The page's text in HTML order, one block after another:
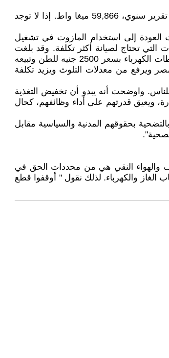
- أقصى حمل متوقع يبلغ 35 ألف ميغا واط، في حين بلغ مقدار الطاقة التي يمكن توليدها (الطاقة الاسمية) في العام الماضي وفق آخر تقرير سنوي، 59,866 ميغا واط. إذا لا توجد
العودة إلى استخدام المازوت في تشغيل
التي تحتاج لصيانة أكثر تكلفة. وقد بلغت
حصة المازوت من إجمالي الوقود المستخدم في محطات توليد الكهرباء 21%، يبلغ سعر طن المازوت 7500 جنيه للطن ولكنه يورد لمحطات الكهرباء بسعر 2500 جنيه للطن وتبيعه
الي المازوت عبئ بيئي كبير علي مصر ويرفع من معدلات التلوث ويزيد تكلفة
واوضحت أنه يبدو أن تخفيض التغذية
ويعيق قدرتهم على أداء وظائفهم، كحال
بحقوقهم المدنية والسياسية مقابل
والهواء النقي هي من محددات الحق في
هم أصحاب مصر واصحاب الحق واصحاب الغاز والكهرباء. لذلك نقول " أوقفوا قطع